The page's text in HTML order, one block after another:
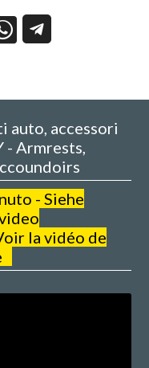
auto, accessori
- Armrests,
- Siehe
la vidéo de